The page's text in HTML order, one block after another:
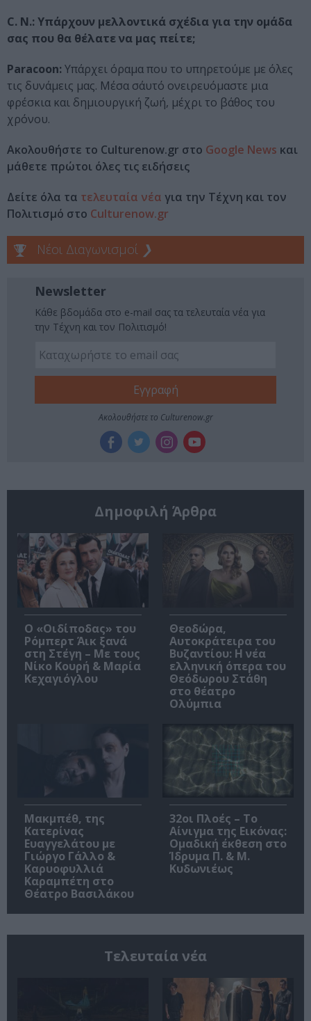
C. N.: Υπάρχουν μελλοντικά σχέδια για την ομάδα
σας που θα θέλατε να μας πείτε;
Paracoon: Υπάρχει όραμα που το υπηρετούμε με όλες
τις δυνάμεις μας. Μέσα σ΄αυτό ονειρευόμαστε μια
φρέσκια και δημιουργική ζωή, μέχρι το βάθος του
χρόνου.
Ακολουθήστε το Culturenow.gr στο Google News και
μάθετε πρώτοι όλες τις ειδήσεις
Δείτε όλα τα τελευταία νέα για την Τέχνη και τον
Πολιτισμό στο Culturenow.gr
Νέοι Διαγωνισμοί ❯
Newsletter
Κάθε βδομάδα στο e-mail σας τα τελευταία νέα για
την Τέχνη και τον Πολιτισμό!
Ακολουθήστε το Culturenow.gr
Δημοφιλή Άρθρα
O «Οιδίποδας» του
Ρόμπερτ Άικ ξανά
στη Στέγη – Με τους
Νίκο Κουρή & Μαρία
Κεχαγιόγλου
Θεοδώρα,
Αυτοκράτειρα του
Βυζαντίου: Η νέα
ελληνική όπερα του
Θεόδωρου Στάθη
στο θέατρο
Ολύμπια
Μακμπέθ, της
Κατερίνας
Ευαγγελάτου με
Γιώργο Γάλλο &
Καρυοφυλλιά
Καραμπέτη στο
Θέατρο Βασιλάκου
32οι Πλοές – Το
Αίνιγμα της Εικόνας:
Ομαδική έκθεση στο
Ίδρυμα Π. & Μ.
Κυδωνιέως
Τελευταία νέα